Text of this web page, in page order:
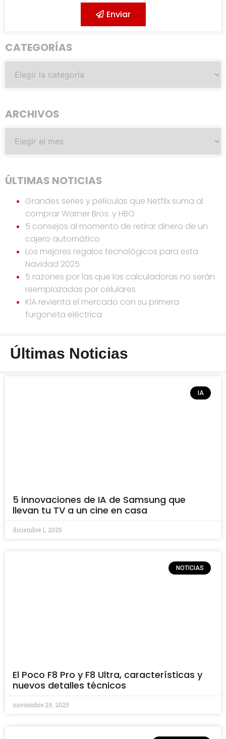
Enviar
CATEGORÍAS
ARCHIVOS
ÚLTIMAS NOTICIAS
Grandes series y películas que Netflix suma al
comprar Warner Bros. y HBO
5 consejos al momento de retirar dinero de un
cajero automático
Los mejores regalos tecnológicos para esta
Navidad 2025
5 razones por las que las calculadoras no serán
reemplazadas por celulares
KIA revienta el mercado con su primera
furgoneta eléctrica
Últimas Noticias
IA
5 innovaciones de IA de Samsung que
llevan tu TV a un cine en casa
diciembre 1, 2025
NOTICIAS
El Poco F8 Pro y F8 Ultra, características y
nuevos detalles técnicos
noviembre 29, 2025